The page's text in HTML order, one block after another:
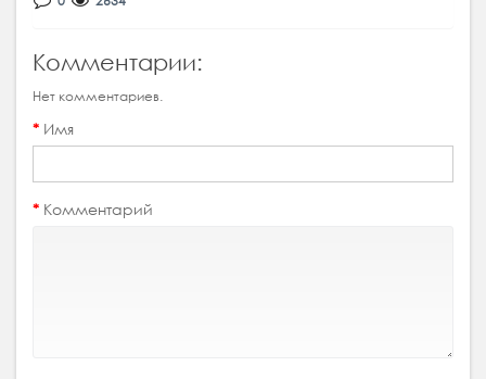
Комментарии:
Нет комментариев.
Имя
Комментарий